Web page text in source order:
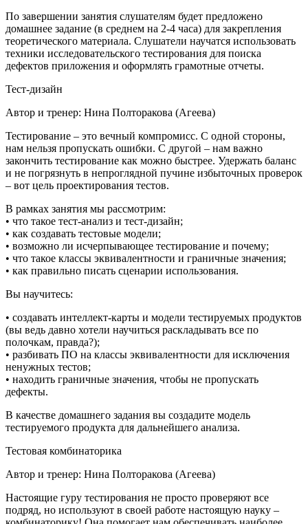
По завершении занятия слушателям будет предложено
домашнее задание (в среднем на 2-4 часа) для закрепления
теоретического материала. Слушатели научатся использовать
техники исследовательского тестирования для поиска
дефектов приложения и оформлять грамотные отчеты.
Тест-дизайн
Автор и тренер: Нина Полторакова (Агеева)
Тестирование – это вечный компромисс. С одной стороны,
нам нельзя пропускать ошибки. С другой – нам важно
закончить тестирование как можно быстрее. Удержать баланс
и не погрязнуть в непроглядной пучине избыточных проверок
– вот цель проектирования тестов.
В рамках занятия мы рассмотрим:
• что такое тест-анализ и тест-дизайн;
• как создавать тестовые модели;
• возможно ли исчерпывающее тестирование и почему;
• что такое классы эквивалентности и граничные значения;
• как правильно писать сценарии использования.
Вы научитесь:
• создавать интеллект-карты и модели тестируемых продуктов
(вы ведь давно хотели научиться раскладывать все по
полочкам, правда?);
• разбивать ПО на классы эквивалентности для исключения
ненужных тестов;
• находить граничные значения, чтобы не пропускать
дефекты.
В качестве домашнего задания вы создадите модель
тестируемого продукта для дальнейшего анализа.
Тестовая комбинаторика
Автор и тренер: Нина Полторакова (Агеева)
Настоящие гуру тестирования не просто проверяют все
подряд, но используют в своей работе настоящую науку –